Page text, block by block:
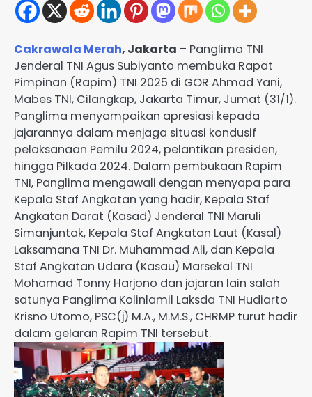
Cakrawala Merah, Jakarta – Panglima TNI
Jenderal TNI Agus Subiyanto membuka Rapat
Pimpinan (Rapim) TNI 2025 di GOR Ahmad Yani,
Mabes TNI, Cilangkap, Jakarta Timur, Jumat (31/1).
Panglima menyampaikan apresiasi kepada
jajarannya dalam menjaga situasi kondusif
pelaksanaan Pemilu 2024, pelantikan presiden,
hingga Pilkada 2024. Dalam pembukaan Rapim
TNI, Panglima mengawali dengan menyapa para
Kepala Staf Angkatan yang hadir, Kepala Staf
Angkatan Darat (Kasad) Jenderal TNI Maruli
Simanjuntak, Kepala Staf Angkatan Laut (Kasal)
Laksamana TNI Dr. Muhammad Ali, dan Kepala
Staf Angkatan Udara (Kasau) Marsekal TNI
Mohamad Tonny Harjono dan jajaran lain salah
satunya Panglima Kolinlamil Laksda TNI Hudiarto
Krisno Utomo, PSC(j) M.A., M.M.S., CHRMP turut hadir
dalam gelaran Rapim TNI tersebut.